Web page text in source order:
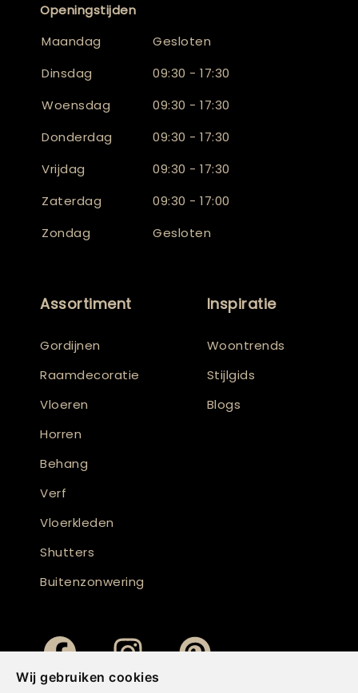
Wij gebruiken cookies
Openingstijden
Maandag
Gesloten
Dinsdag
09:30 - 17:30
Woensdag
09:30 - 17:30
Donderdag
09:30 - 17:30
Vrijdag
09:30 - 17:30
Zaterdag
09:30 - 17:00
Zondag
Gesloten
Assortiment
Gordijnen
Raamdecoratie
Vloeren
Horren
Behang
Verf
Vloerkleden
Shutters
Buitenzonwering
Inspiratie
Woontrends
Stijlgids
Blogs